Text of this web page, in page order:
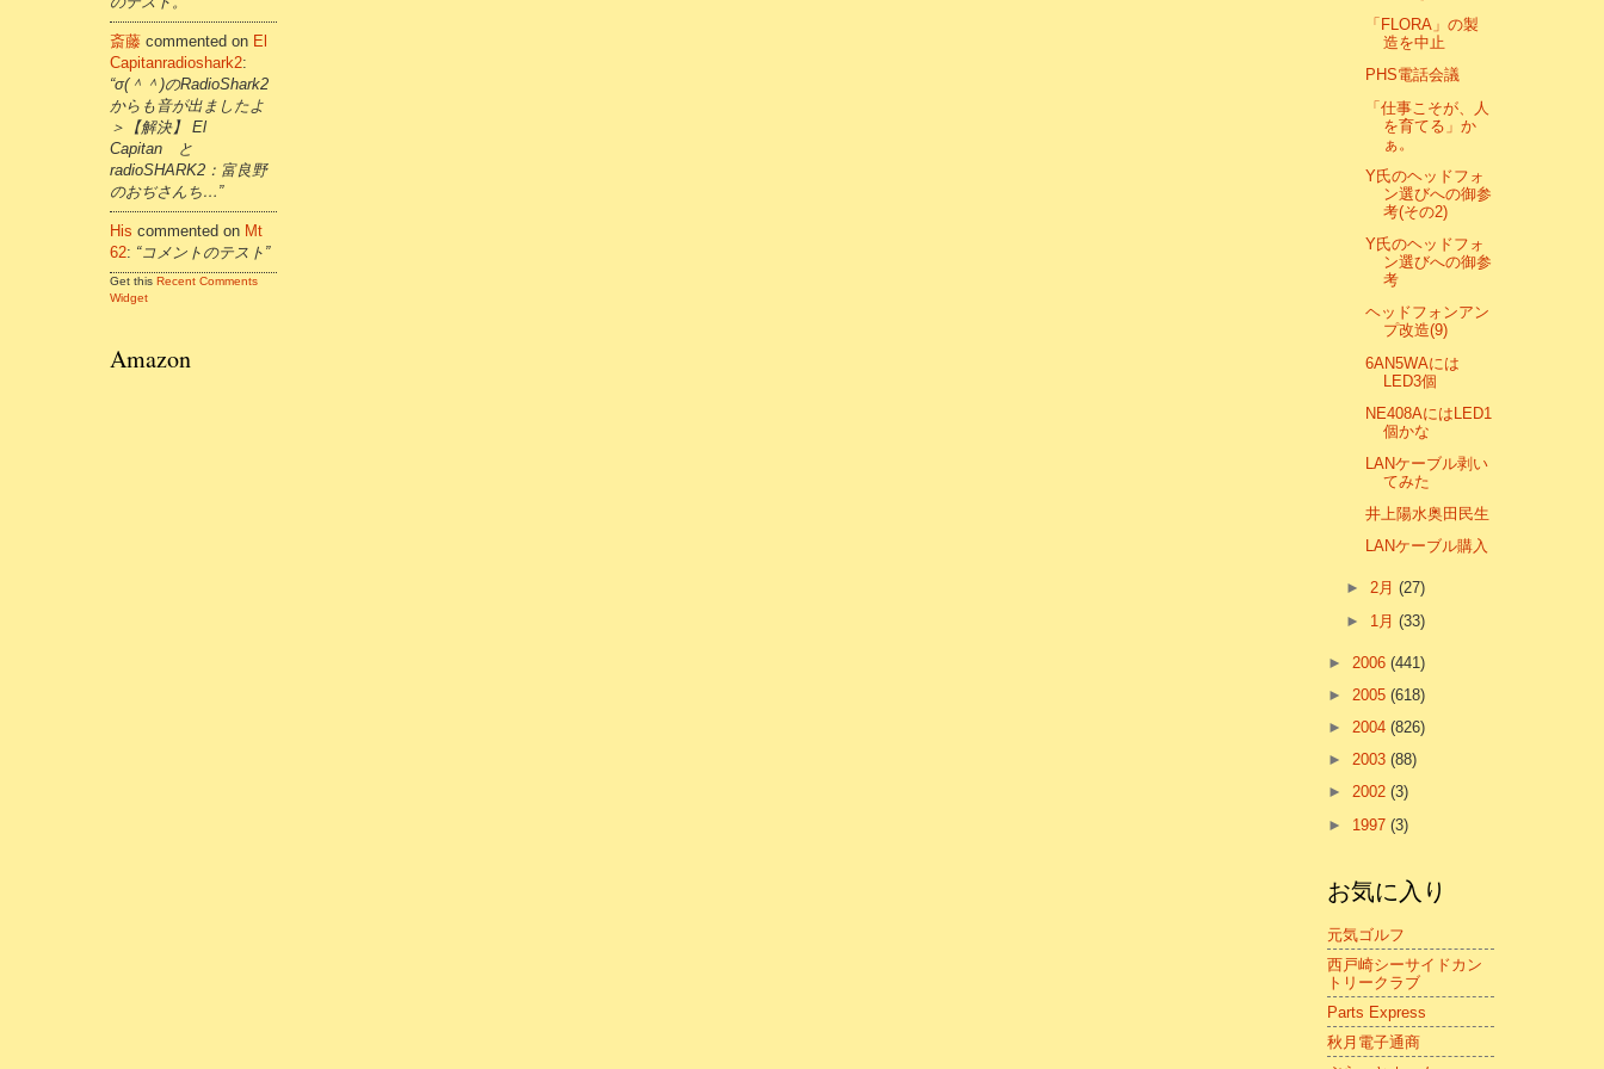
斎藤 commented on El
Capitanradioshark2:
“σ(＾＾)のRadioShark2
からも音が出ましたよ
＞【解決】 El
Capitan と
radioSHARK2：富良野
のおぢさんち…”
His commented on Mt
62: “コメントのテスト”
Get this Recent Comments
Widget
Amazon
「FLORA」の製
造を中止
PHS電話会議
「仕事こそが、人
を育てる」か
ぁ。
Y氏のヘッドフォ
ン選びへの御参
考(その2)
Y氏のヘッドフォ
ン選びへの御参
考
ヘッドフォンアン
プ改造(9)
6AN5WAには
LED3個
NE408AにはLED1
個かな
LANケーブル剥い
てみた
井上陽水奥田民生
LANケーブル購入
►2月(27)
► 1月(33)
► 2006 (441)
► 2005 (618)
► 2004 (826)
► 2003 (88)
► 2002 (3)
► 1997 (3)
お気に入り
元気ゴルフ
西戸崎シーサイドカン
トリークラブ
Parts Express
秋月電子通商